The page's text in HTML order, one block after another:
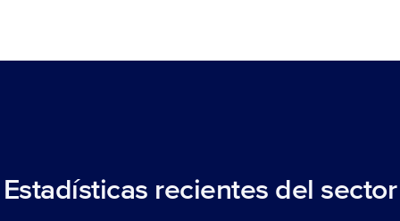
Estadísticas recientes del sector